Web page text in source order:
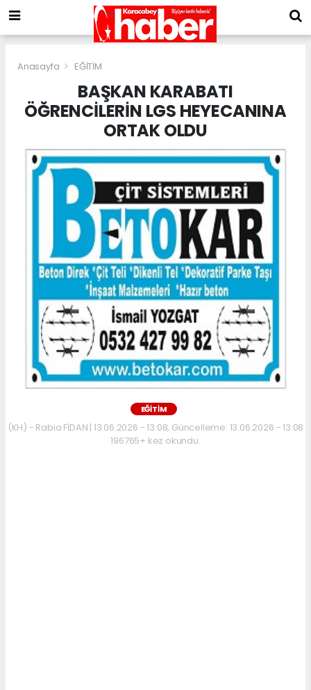
Anasayfa EĞİTİM
BAŞKAN KARABATI
ÖĞRENCİLERİN LGS HEYECANINA
ORTAK OLDU
EĞİTİM
(KH) - Rabia FİDAN | 13.06.2026 - 13:08, Güncelleme: 13.06.2026 - 13:08
196765+ kez okundu.